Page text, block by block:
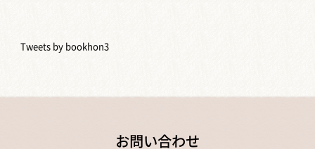
Tweets by bookhon3
お問い合わせ